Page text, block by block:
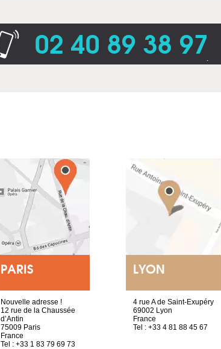
02 40 89 38 97.
PARIS
Nouvelle adresse !
12 rue de la Chaussée
d’Antin
75009 Paris
France
Tel : +33 1 83 79 69 73
LYON
4 rue A de Saint-Exupéry
69002 Lyon
France
Tel : +33 4 81 88 45 67